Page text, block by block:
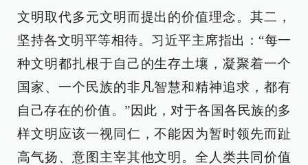
文明取代多元文明而提出的价值理念。其二，
坚持各文明平等相待。习近平主席指出：“每一
种文明都扎根于自己的生存土壤，凝聚着一个
国家、一个民族的非凡智慧和精神追求，都有
自己存在的价值。”因此，对于各国各民族的多
样文明应该一视同仁，不能因为暂时领先而趾
高气扬、意图主宰其他文明。全人类共同价值